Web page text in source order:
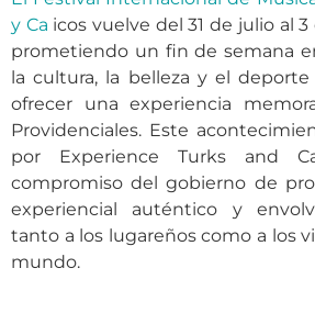
y Ca icos vuelve del 31 de julio al
prometiendo un fin de semana
la cultura, la belleza y el
ofrecer una experiencia
Providenciales. Este
por Experience Turks and
compromiso del gobierno de
experiencial auténtico y
tanto a los lugareños como a los
mundo.